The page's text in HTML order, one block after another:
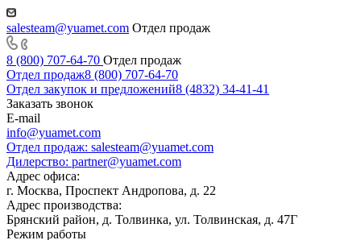
salesteam@yuamet.com Отдел продаж
8 (800) 707-64-70 Отдел продаж
Отдел продаж8 (800) 707-64-70
Отдел закупок и предложений8 (4832) 34-41-41
Заказать звонок
E-mail
info@yuamet.com
Отдел продаж: salesteam@yuamet.com
Дилерство: partner@yuamet.com
Адрес офиса:
г. Москва, Проспект Андропова, д. 22
Адрес производства:
Брянский район, д. Толвинка, ул. Толвинская, д. 47Г
Режим работы